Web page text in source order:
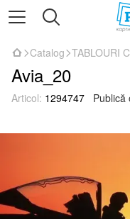
Catalog TABLOURI
Avia_20
Articol: 1294747 Publică